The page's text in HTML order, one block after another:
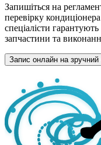
Запишіться на
перевірку
спеціалісти
запчастини та
Запис онлайн на зручний